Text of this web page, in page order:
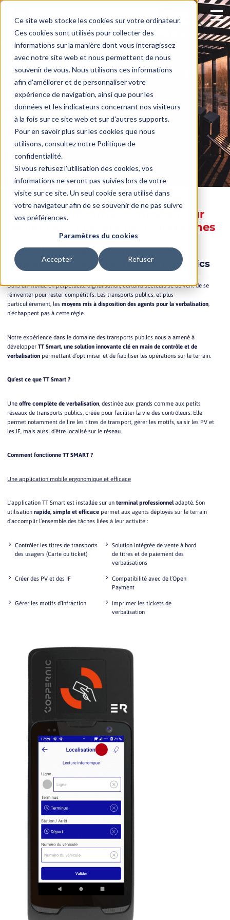
Ce site web stocke les cookies sur votre ordinateur.
Ces cookies sont utilisés pour collecter des
informations sur la manière dont vous interagissez
avec notre site web et nous permettent de nous
souvenir de vous. Nous utilisons ces informations
afin d'améliorer et de personnaliser votre
expérience de navigation, ainsi que pour les
données et les indicateurs concernant nos visiteurs
à la fois sur ce site web et sur d'autres supports.
Pour en savoir plus sur les cookies que nous
utilisons, consultez notre Politique de
confidentialité.
Si vous refusez l'utilisation des cookies, vos
informations ne seront pas suivies lors de votre
visite sur ce site. Un seul cookie sera utilisé dans
votre navigateur afin de se souvenir de ne pas suivre
vos préférences.
Paramètres du cookies
Accepter Refuser
TT Smart, une offre complète pour
faciliter vos opérations quotidiennes
Une solution de contrôle et de
verbalisation dans les transports publics
Dans un monde en perpétuelle digitalisation, certains secteurs se doivent de se
réinventer pour rester compétitifs. Les transports publics, et plus
particulièrement, lesmoyens mis à disposition des agents pour la verbalisation,
n’échappent pas à cette règle.
Notre expérience dans le domaine des transports publics nous a amené à
développerTT Smart, une solution innovante clé en main de contrôle et de
verbalisation permettant d’optimiser et de fiabiliser les opérations sur le terrain.
Qu’est ce que TT Smart ?
Une offre complète de verbalisation, destinée aux grands comme aux petits
réseaux de transports publics, créée pour faciliter la vie des contrôleurs. Elle
permet notamment de lire les titres de transport, gérer les motifs, saisir les PV et
les IF, mais aussi d’être localisé sur le réseau.
Comment fonctionne TT SMART ?
Une application mobile ergonomique et efficace
L’application TT Smart est installée sur unterminal professionnel adapté. Son
utilisationrapide, simple et efficace permet aux agents déployés sur le terrain
d’accomplir l’ensemble des tâches liées à leur activité :
Contrôler les titres de transports
des usagers (Carte ou ticket)
Solution intégrée de vente à bord
de titres et de paiement des
verbalisations
Créer des PV et des IF
Compatibilité avec de l’Open
Payment
Gérer les motifs d’infraction
Imprimer les tickets de
verbalisation